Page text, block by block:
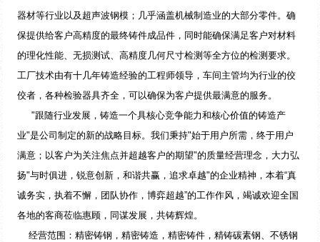
器材等行业以及超声波钢模；几乎涵盖机械制造业的大部分零件。确
保提供给客户高精度的最终铸件成品件，同时能确保满足客户对材料
的理化性能、无损测试、高精度几何尺寸检测等全方位的检测要求。
工厂技术由有十几年铸造经验的工程师领导，车间主管均为行业的佼
佼者，各种检验器具齐全，可以确保为客户提供最满意的服务。
"跟随行业发展，铸造一个具核心竞争能力和核心价值的铸造产
业"是公司制定的新的战略目标。我们秉持"始于用户所需，终于用户
满意；以客户为关注焦点并超越客户的期望"的质量经营理念，大力弘
扬"与时俱进，锐意创新，和谐共赢，追求卓越"的企业精神，本着“真
诚务实，执着不懈，团队协作，博弈超越”的工作作风，竭诚欢迎全国
各地的客商莅临惠顾，同谋发展，共铸辉煌。
经营范围：精密铸钢，精密铸造，精密铸件，精铸碳素钢、不锈钢